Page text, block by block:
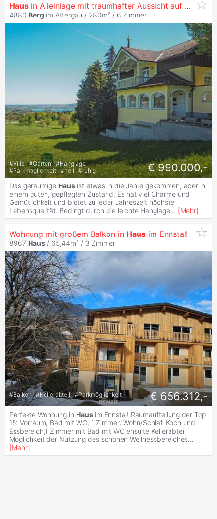
Haus in Alleinlage mit traumhafter Aussicht auf den Attersee
4880 Berg im Attergau / 280m² / 6 Zimmer
#Villa #Garten #Hanglage
#Parkmöglichkeit #hell #ruhig € 990.000,-
Das geräumige Haus ist etwas in die Jahre gekommen, aber in
einem guten, gepflegten Zustand. Es hat viel Charme und
Gemütlichkeit und bietet zu jeder Jahreszeit höchste
Lebensqualität. Bedingt durch die leichte Hanglage... [Mehr]
Wohnung mit großem Balkon in Haus im Ennstal!
8967 Haus / 65,44m² / 3 Zimmer
#Balkon #Kellerabteil #Parkmöglichkeit € 656.312,-
Perfekte Wohnung in Haus im Ennstal! Raumaufteilung der Top
15: Vorraum, Bad mit WC, 1 Zimmer, Wohn/Schlaf-Koch und
Essbereich,1 Zimmer mit Bad mit WC ensuite Kellerabteil
Möglichkeit der Nutzung des schönen Wellnessbereiches...
[Mehr]